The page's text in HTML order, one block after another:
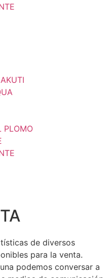
PLOMO
de diversos
para la venta.
podemos conversar a